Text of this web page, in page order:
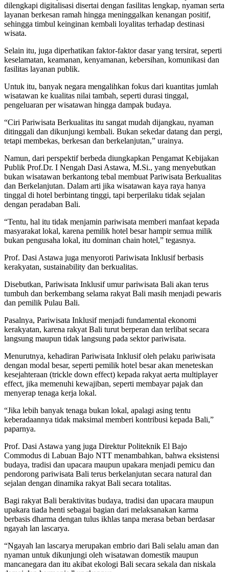
dilengkapi digitalisasi disertai dengan fasilitas lengkap, nyaman serta
layanan berkesan ramah hingga meninggalkan kenangan positif,
sehingga timbul keinginan kembali loyalitas terhadap destinasi
wisata.
Selain itu, juga diperhatikan faktor-faktor dasar yang tersirat, seperti
keselamatan, keamanan, kenyamanan, kebersihan, komunikasi dan
fasilitas layanan publik.
Untuk itu, banyak negara mengalihkan fokus dari kuantitas jumlah
wisatawan ke kualitas nilai tambah, seperti durasi tinggal,
pengeluaran per wisatawan hingga dampak budaya.
“Ciri Pariwisata Berkualitas itu sangat mudah dijangkau, nyaman
ditinggali dan dikunjungi kembali. Bukan sekedar datang dan pergi,
tetapi membekas, berkesan dan berkelanjutan,” urainya.
Namun, dari perspektif berbeda diungkapkan Pengamat Kebijakan
Publik Prof.Dr. I Nengah Dasi Astawa, M.Si., yang menyebutkan
bukan wisatawan berkantong tebal membuat Pariwisata Berkualitas
dan Berkelanjutan. Dalam arti jika wisatawan kaya raya hanya
tinggal di hotel berbintang tinggi, tapi berperilaku tidak sejalan
dengan peradaban Bali.
“Tentu, hal itu tidak menjamin pariwisata memberi manfaat kepada
masyarakat lokal, karena pemilik hotel besar hampir semua milik
bukan pengusaha lokal, itu dominan chain hotel,” tegasnya.
Prof. Dasi Astawa juga menyoroti Pariwisata Inklusif berbasis
kerakyatan, sustainability dan berkualitas.
Disebutkan, Pariwisata Inklusif umur pariwisata Bali akan terus
tumbuh dan berkembang selama rakyat Bali masih menjadi pewaris
dan pemilik Pulau Bali.
Pasalnya, Pariwisata Inklusif menjadi fundamental ekonomi
kerakyatan, karena rakyat Bali turut berperan dan terlibat secara
langsung maupun tidak langsung pada sektor pariwisata.
Menurutnya, kehadiran Pariwisata Inklusif oleh pelaku pariwisata
dengan modal besar, seperti pemilik hotel besar akan meneteskan
kesejahteraan (trickle down effect) kepada rakyat aerta multiplayer
effect, jika memenuhi kewajiban, seperti membayar pajak dan
menyerap tenaga kerja lokal.
“Jika lebih banyak tenaga bukan lokal, apalagi asing tentu
keberadaannya tidak maksimal memberi kontribusi kepada Bali,”
paparnya.
Prof. Dasi Astawa yang juga Direktur Politeknik El Bajo
Commodus di Labuan Bajo NTT menambahkan, bahwa eksistensi
budaya, tradisi dan upacara maupun upakara menjadi pemicu dan
pendorong pariwisata Bali terus berkelanjutan secara natural dan
sejalan dengan dinamika rakyat Bali secara totalitas.
Bagi rakyat Bali beraktivitas budaya, tradisi dan upacara maupun
upakara tiada henti sebagai bagian dari melaksanakan karma
berbasis dharma dengan tulus ikhlas tanpa merasa beban berdasar
ngayah lan lascarya.
“Ngayah lan lascarya merupakan embrio dari Bali selalu aman dan
nyaman untuk dikunjungi oleh wisatawan domestik maupun
mancanegara dan itu akibat ekologi Bali secara sekala dan niskala